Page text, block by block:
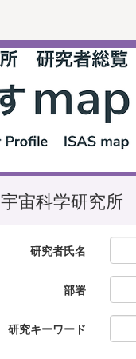
宇宙科学研究
研究者氏名
部署
研究キーワード